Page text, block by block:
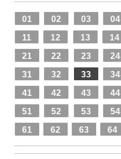
01 02 03 04
11
12 13 14
21
22 23 24
31
32 33 34
41
42 43 44
51
52 53 54
61
62 63 64